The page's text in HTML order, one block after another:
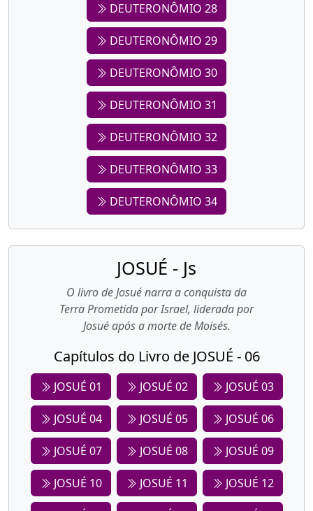
DEUTERONÔMIO 28
DEUTERONÔMIO 29
DEUTERONÔMIO 30
DEUTERONÔMIO 31
DEUTERONÔMIO 32
DEUTERONÔMIO 33
DEUTERONÔMIO 34
JOSUÉ - Js
O livro de Josué narra a conquista da
Terra Prometida por Israel, liderada por
Josué após a morte de Moisés.
Capítulos do Livro de JOSUÉ - 06
JOSUÉ 01 JOSUÉ 02 JOSUÉ 03
JOSUÉ 04 JOSUÉ 05 JOSUÉ 06
JOSUÉ 07 JOSUÉ 08 JOSUÉ 09
JOSUÉ 10 JOSUÉ 11 JOSUÉ 12